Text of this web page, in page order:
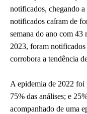
notificados, chegando a
notificados caíram de
semana do ano com 43
2023, foram notificados
corrobora a tendência
A epidemia de 2022 foi
75% das análises; e
acompanhado de uma